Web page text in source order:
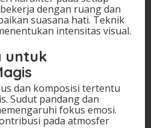
dengan ruang dan
suasana hati. Teknik
intensitas visual.
untuk
dan komposisi tertentu
Sudut pandang dan
fokus emosi.
pada atmosfer